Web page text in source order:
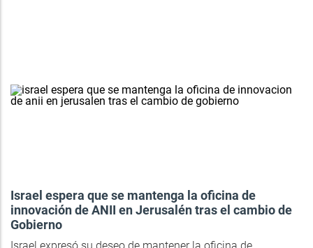
Israel espera que se mantenga la oficina de
innovación de ANII en Jerusalén tras el cambio de
Gobierno